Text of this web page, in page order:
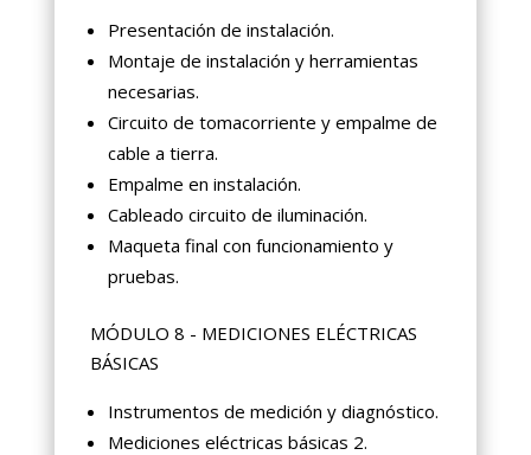
Presentación de instalación.
Montaje de instalación y herramientas
necesarias.
Circuito de tomacorriente y empalme de
cable a tierra.
Empalme en instalación.
Cableado circuito de iluminación.
Maqueta final con funcionamiento y
pruebas.
MÓDULO 8 - MEDICIONES ELÉCTRICAS
BÁSICAS
Instrumentos de medición y diagnóstico.
Mediciones eléctricas básicas 2.